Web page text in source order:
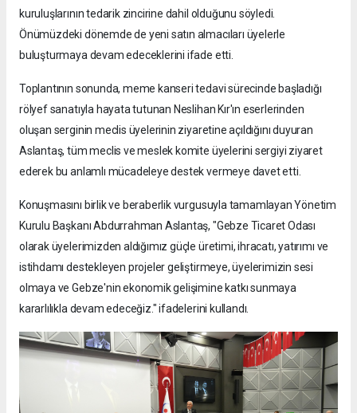
kuruluşlarının tedarik zincirine dahil olduğunu söyledi.
Önümüzdeki dönemde de yeni satın almacıları üyelerle
buluşturmaya devam edeceklerini ifade etti.
Toplantının sonunda, meme kanseri tedavi sürecinde başladığı
rölyef sanatıyla hayata tutunan Neslihan Kır'ın eserlerinden
oluşan serginin meclis üyelerinin ziyaretine açıldığını duyuran
Aslantaş, tüm meclis ve meslek komite üyelerini sergiyi ziyaret
ederek bu anlamlı mücadeleye destek vermeye davet etti.
Konuşmasını birlik ve beraberlik vurgusuyla tamamlayan Yönetim
Kurulu Başkanı Abdurrahman Aslantaş, "Gebze Ticaret Odası
olarak üyelerimizden aldığımız güçle üretimi, ihracatı, yatırımı ve
istihdamı destekleyen projeler geliştirmeye, üyelerimizin sesi
olmaya ve Gebze'nin ekonomik gelişimine katkı sunmaya
kararlılıkla devam edeceğiz." ifadelerini kullandı.